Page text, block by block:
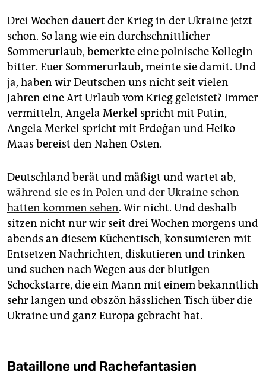
Drei Wochen dauert der Krieg in der Ukraine jetzt
schon. So lang wie ein durchschnittlicher
Sommerurlaub, bemerkte eine polnische Kollegin
bitter. Euer Sommerurlaub, meinte sie damit. Und
ja, haben wir Deutschen uns nicht seit vielen
Jahren eine Art Urlaub vom Krieg geleistet? Immer
vermitteln, Angela Merkel spricht mit Putin,
Angela Merkel spricht mit Erdoğan und Heiko
Maas bereist den Nahen Osten.
Deutschland berät und mäßigt und wartet ab,
während sie es in Polen und der Ukraine schon
hatten kommen sehen. Wir nicht. Und deshalb
sitzen nicht nur wir seit drei Wochen morgens und
abends an diesem Küchentisch, konsumieren mit
Entsetzen Nachrichten, diskutieren und trinken
und suchen nach Wegen aus der blutigen
Schockstarre, die ein Mann mit einem bekanntlich
sehr langen und obszön hässlichen Tisch über die
Ukraine und ganz Europa gebracht hat.
Bataillone und Rachefantasien